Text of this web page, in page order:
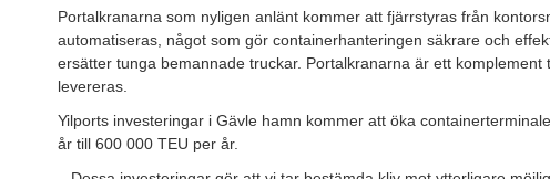
Portalkranarna som nyligen anlänt kommer att fjärrstyras från
automatiseras, något som gör containerhanteringen säkrare och
ersätter tunga bemannade truckar. Portalkranarna är ett
levereras.
Yilports investeringar i Gävle hamn kommer att öka
år till 600 000 TEU per år.